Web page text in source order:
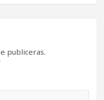
publiceras.